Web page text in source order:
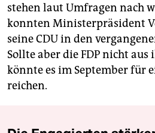
stehen laut Umfragen nach
konnten Ministerpräsident
seine CDU in den
Sollte aber die FDP nicht
könnte es im September für
reichen.